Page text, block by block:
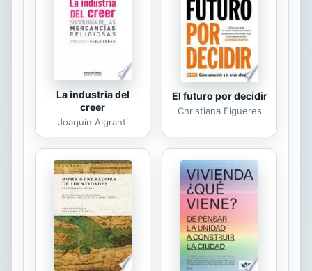
La industria del
creer
Joaquín Algranti
El futuro por decidir
Christiana Figueres